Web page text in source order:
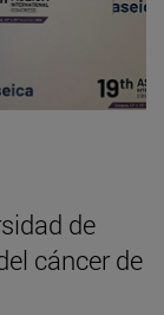
de
cáncer de